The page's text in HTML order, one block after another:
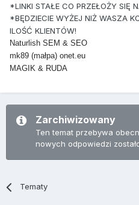
*LINKI STAŁE CO PRZEŁOŻY SIĘ
*BĘDZIECIE WYŻEJ NIŻ WASZA
ILOŚĆ KLIENTÓW!
Naturlish SEM & SEO
mk89 (małpa) onet.eu
MAGIK & RUDA
Zarchiwizowany
Ten temat przebywa
nowych odpowiedzi
Tematy